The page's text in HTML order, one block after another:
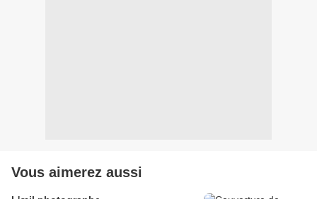
Vous aimerez aussi